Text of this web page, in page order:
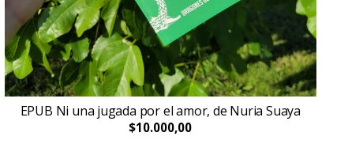
EPUB Ni una jugada por el amor, de Nuria Suaya
$10.000,00